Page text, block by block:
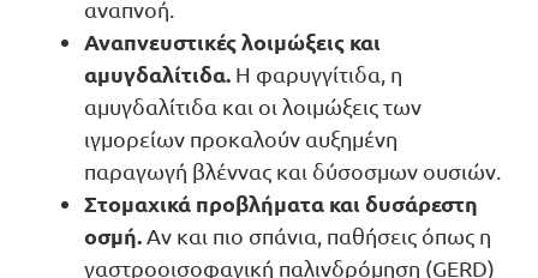
αναπνοή.
Αναπνευστικές λοιμώξεις και
αμυγδαλίτιδα.Η φαρυγγίτιδα, η
αμυγδαλίτιδα και οι λοιμώξεις των
ιγμορείων προκαλούν αυξημένη
παραγωγή βλέννας και δύσοσμων ουσιών.
Στομαχικά προβλήματα και δυσάρεστη
οσμή.Αν και πιο σπάνια, παθήσεις όπως η
γαστροοισοφαγική παλινδρόμηση (GERD)